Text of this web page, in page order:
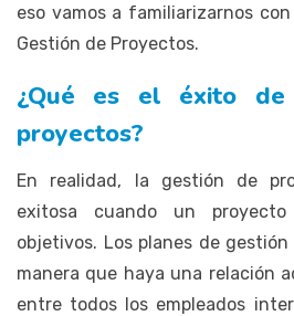
eso vamos a familiarizarnos
Gestión de Proyectos.
¿Qué es el éxito
proyectos?
En realidad, la gestión de
exitosa cuando un
objetivos. Los planes de
manera que haya una relación
entre todos los empleados